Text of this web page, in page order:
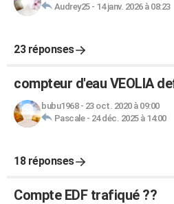
Audrey25- 14 janv. 2026 à 08:23
23 réponses
compteur d'eau VEOLIA
bubu1968- 23 oct. 2020 à 09:00
Pascale- 24 déc. 2025 à 14:00
18 réponses
Compte EDF trafiqué ??